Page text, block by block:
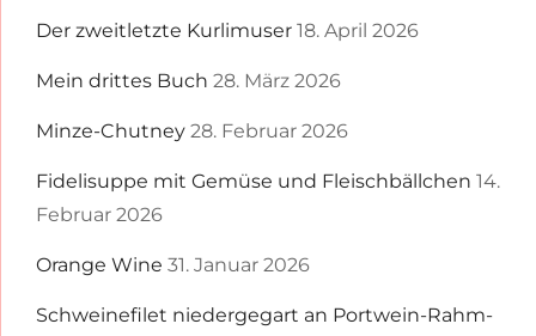
Der zweitletzte Kurlimuser 18. April 2026
Mein drittes Buch 28. März 2026
Minze-Chutney 28. Februar 2026
Fidelisuppe mit Gemüse und Fleischbällchen 14.
Februar 2026
Orange Wine 31. Januar 2026
Schweinefilet niedergegart an Portwein-Rahm-